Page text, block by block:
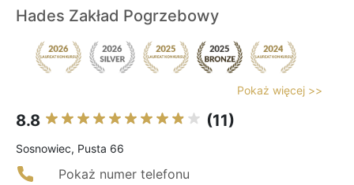
Hades Zakład Pogrzebowy
Pokaż więcej >>
8.8 (11)
Sosnowiec, Pusta 66
Pokaż numer telefonu